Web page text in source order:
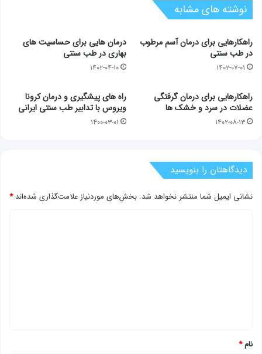
نوشته های مشابه
راهکارهایی برای درمان آسم مرطوب
در طب سنتی
۱۴۰۲-۰۷-۰۱
درمان هایی برای حساسیت های
بهاری در طب سنتی
۱۴۰۲-۰۴-۱۰
راهکارهایی برای درمان گرفتگی
عضلات در سرد و خشک ها
۱۴۰۲-۰۸-۱۳
راه های پیشگیری و درمان کرونا
ویروس با تدابیر طب سنتی ایرانی
۱۴۰۰-۰۳-۰۱
دیدگاهتان را بنویسید
نشانی ایمیل شما منتشر نخواهد شد. بخش‌های موردنیاز علامت‌گذاری شده‌اند*
نام*